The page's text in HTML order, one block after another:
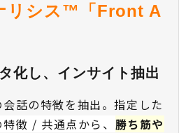
リシス™「Front A
化し、インサイト抽出
話の特徴を抽出。指定した
徴 / 共通点から、 勝ち筋や